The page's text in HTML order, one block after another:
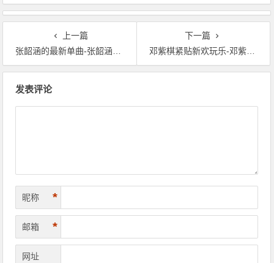
上一篇
张韶涵的最新单曲-张韶涵第五季相关活动
下一篇
邓紫棋紧贴新欢玩乐-邓紫棋懒理是非 自认是憧憬爱情的少女
发表评论
昵称 *
邮箱 *
网址